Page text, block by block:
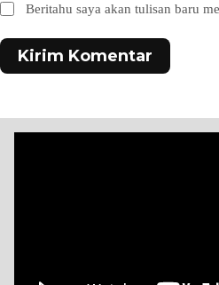
Beritahu saya akan tulisan baru
Kirim Komentar